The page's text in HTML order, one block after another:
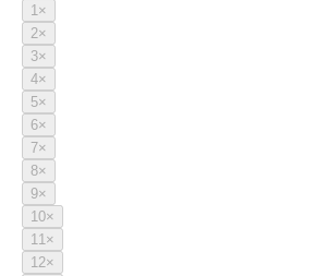
1×
2×
3×
4×
5×
6×
7×
8×
9×
10×
11×
12×